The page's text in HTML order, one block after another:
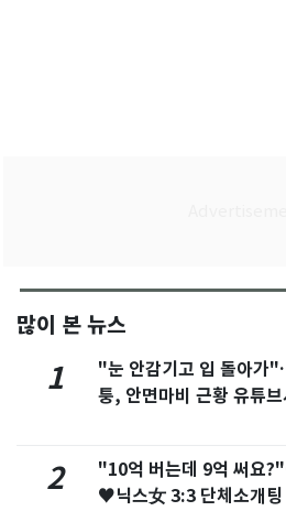
많이 본 뉴스
1
"눈 안감기고 입 돌아가
퉁, 안면마비 근황 유튜브
2
"10억 버는데 9억 써요
♥닉스女 3:3 단체소개팅